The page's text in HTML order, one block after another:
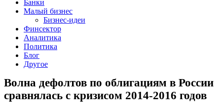
Банки
Малый бизнес
Бизнес-идеи
Финсектор
Аналитика
Политика
Блог
Другое
Волна дефолтов по облигациям в России
сравнялась с кризисом 2014-2016 годов